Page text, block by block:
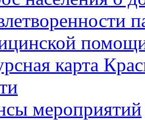
карта
мероприятий